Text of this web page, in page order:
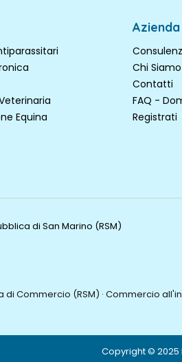
Equina
Azienda
Chi Siamo
Contatti
FAQ -
Registrati
di San Marino (RSM)
di Commercio (RSM) · Commercio
Copyright © 2025